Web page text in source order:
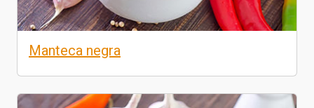
Manteca negra